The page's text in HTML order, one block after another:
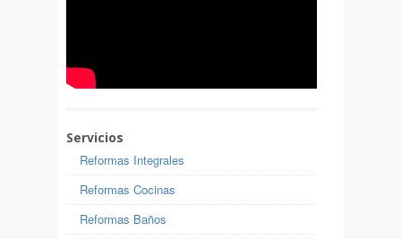
Servicios
Reformas Integrales
Reformas Cocinas
Reformas Baños